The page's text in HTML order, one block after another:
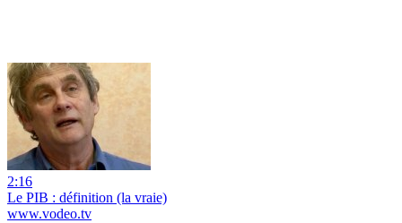
2:16
Le PIB : définition (la vraie)
www.vodeo.tv